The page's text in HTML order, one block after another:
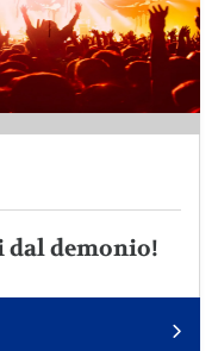
dal demonio!